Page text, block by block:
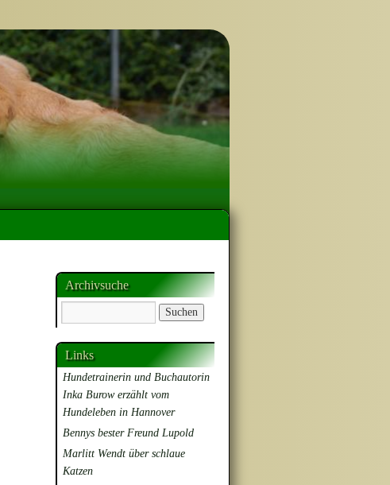
Archivsuche
Links
Hundetrainerin und Buchautorin
Inka Burow erzählt vom
Hundeleben in Hannover
Bennys bester Freund Lupold
Marlitt Wendt über schlaue
Katzen